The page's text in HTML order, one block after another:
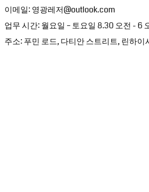
이메일: 영광레저@outlook.com
업무 시간: 월요일 – 토요일 8.30 오전 - 6
주소: 푸민 로드, 다티안 스트리트, 린하이